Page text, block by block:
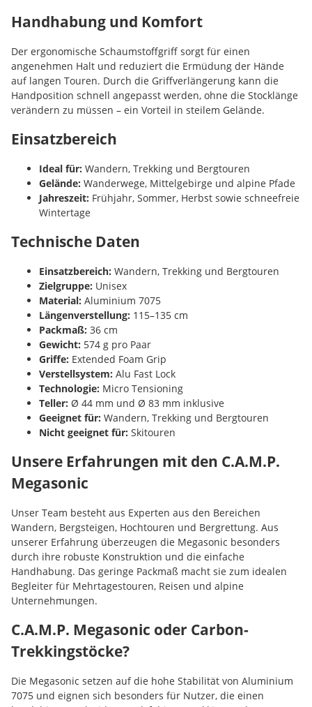
Handhabung und Komfort
Der ergonomische Schaumstoffgriff sorgt für einen
angenehmen Halt und reduziert die Ermüdung der Hände
auf langen Touren. Durch die Griffverlängerung kann die
Handposition schnell angepasst werden, ohne die Stocklänge
verändern zu müssen – ein Vorteil in steilem Gelände.
Einsatzbereich
Ideal für: Wandern, Trekking und Bergtouren
Gelände: Wanderwege, Mittelgebirge und alpine Pfade
Jahreszeit: Frühjahr, Sommer, Herbst sowie schneefreie
Wintertage
Technische Daten
Einsatzbereich: Wandern, Trekking und Bergtouren
Zielgruppe: Unisex
Material: Aluminium 7075
Längenverstellung: 115–135 cm
Packmaß: 36 cm
Gewicht: 574 g pro Paar
Griffe: Extended Foam Grip
Verstellsystem: Alu Fast Lock
Technologie: Micro Tensioning
Teller: Ø 44 mm und Ø 83 mm inklusive
Geeignet für: Wandern, Trekking und Bergtouren
Nicht geeignet für: Skitouren
Unsere Erfahrungen mit den C.A.M.P.
Megasonic
Unser Team besteht aus Experten aus den Bereichen
Wandern, Bergsteigen, Hochtouren und Bergrettung. Aus
unserer Erfahrung überzeugen die Megasonic besonders
durch ihre robuste Konstruktion und die einfache
Handhabung. Das geringe Packmaß macht sie zum idealen
Begleiter für Mehrtagestouren, Reisen und alpine
Unternehmungen.
C.A.M.P. Megasonic oder Carbon-
Trekkingstöcke?
Die Megasonic setzen auf die hohe Stabilität von Aluminium
7075 und eignen sich besonders für Nutzer, die einen